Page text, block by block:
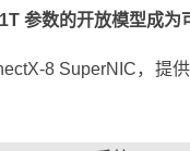
参数的开放模型成为
8 SuperNIC，提